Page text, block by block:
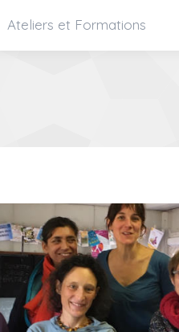
Ateliers et Formations